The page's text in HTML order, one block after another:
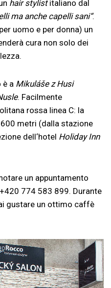
hair stylistitaliano dal
ma anche capelli sani“.
uomo e per donna) un
cura non solo dei
è a Mikuláše z Husi
. Facilmente
rossa linea C: la
metri (dalla stazione
dell‘hotel Holiday Inn
un appuntamento
774 583 899. Durante
gustare un ottimo caffè